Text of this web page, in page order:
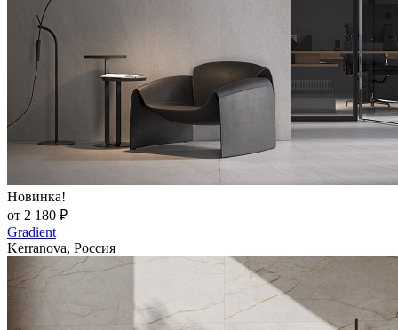
Новинка!
от 2 180 ₽
Gradient
Kerranova, Россия